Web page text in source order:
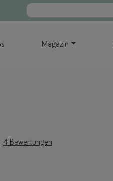
Magazin
4 Bewertungen